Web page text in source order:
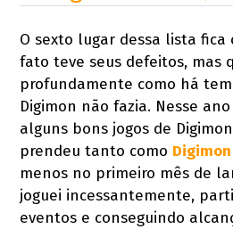
O sexto lugar dessa lista fica
fato teve seus defeitos, mas
profundamente como há
Digimon não fazia. Nesse
alguns bons jogos de
prendeu tanto como
menos no primeiro mês de
joguei incessantemente,
eventos e conseguindo